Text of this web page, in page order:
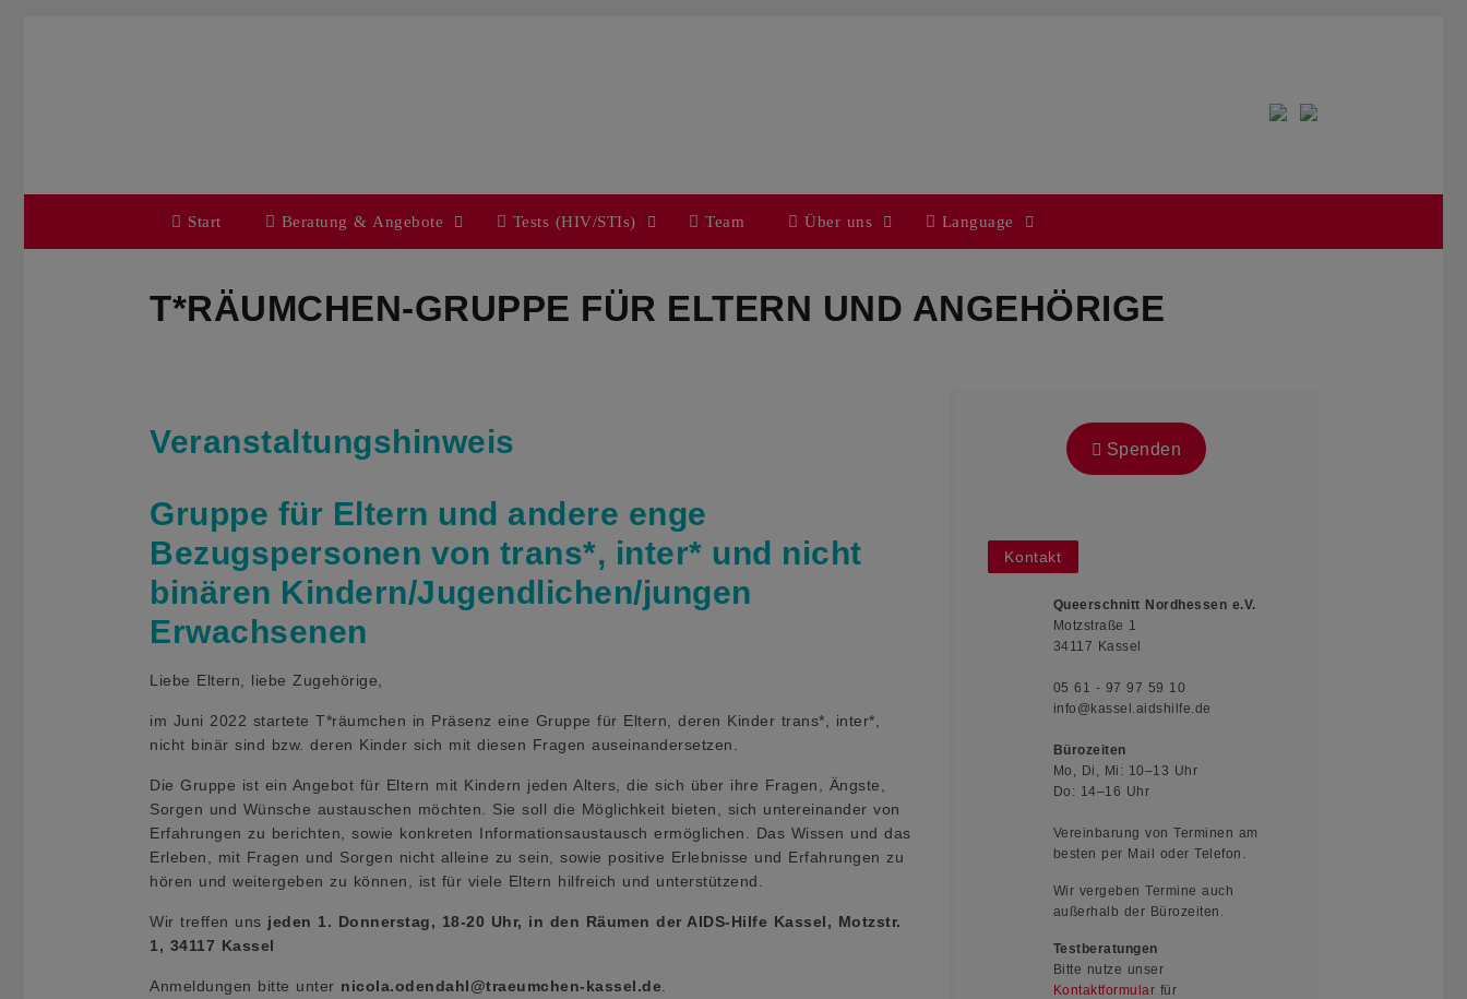
Start Beratung & Angebote Tests (HIV/STIs) Team Über uns Language
T*RÄUMCHEN-GRUPPE FÜR ELTERN UND ANGEHÖRIGE
Veranstaltungshinweis
Gruppe für Eltern und andere enge
Bezugspersonen von trans*, inter* und nicht
binären Kindern/Jugendlichen/jungen
Erwachsenen
Liebe Eltern, liebe Zugehörige,
im Juni 2022 startete T*räumchen in Präsenz eine Gruppe für Eltern, deren Kinder trans*, inter*,
nicht binär sind bzw. deren Kinder sich mit diesen Fragen auseinandersetzen.
Die Gruppe ist ein Angebot für Eltern mit Kindern jeden Alters, die sich über ihre Fragen, Ängste,
Sorgen und Wünsche austauschen möchten. Sie soll die Möglichkeit bieten, sich untereinander von
Erfahrungen zu berichten, sowie konkreten Informationsaustausch ermöglichen. Das Wissen und das
Erleben, mit Fragen und Sorgen nicht alleine zu sein, sowie positive Erlebnisse und Erfahrungen zu
hören und weitergeben zu können, ist für viele Eltern hilfreich und unterstützend.
Wir treffen uns jeden 1. Donnerstag, 18-20 Uhr, in den Räumen der AIDS-Hilfe Kassel, Motzstr.
1, 34117 Kassel
Anmeldungen bitte unter nicola.odendahl@traeumchen-kassel.de
Spenden
Kontakt
Queerschnitt Nordhessen e.V.
Motzstraße 1
34117 Kassel
05 61 - 97 97 59 10
info@kassel.aidshilfe.de
Bürozeiten
Mo, Di, Mi: 10–13 Uhr
Do: 14–16 Uhr
Vereinbarung von Terminen am
besten per Mail oder Telefon.
Wir vergeben Termine auch
außerhalb der Bürozeiten.
Testberatungen
Bitte nutze unser
Kontaktformular für